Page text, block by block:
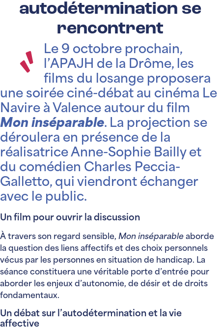
autodétermination se
rencontrent
Le 9 octobre prochain,
l’APAJH de la Drôme, les
films du losange proposera
une soirée ciné-débat au cinéma Le
Navire à Valence autour du film
Mon inséparable. La projection se
déroulera en présence de la
réalisatrice Anne-Sophie Bailly et
du comédien Charles Peccia-
Galletto, qui viendront échanger
avec le public.
Un film pour ouvrir la discussion
À travers son regard sensible, Mon inséparable aborde
la question des liens affectifs et des choix personnels
vécus par les personnes en situation de handicap. La
séance constituera une véritable porte d’entrée pour
aborder les enjeux d’autonomie, de désir et de droits
fondamentaux.
Un débat sur l’autodétermination et la vie
affective